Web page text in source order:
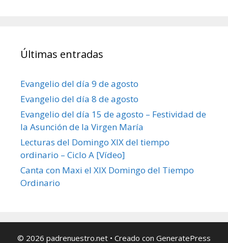
Últimas entradas
Evangelio del día 9 de agosto
Evangelio del día 8 de agosto
Evangelio del día 15 de agosto – Festividad de
la Asunción de la Virgen María
Lecturas del Domingo XIX del tiempo
ordinario – Ciclo A [Vídeo]
Canta con Maxi el XIX Domingo del Tiempo
Ordinario
© 2026 padrenuestro.net • Creado con GeneratePress